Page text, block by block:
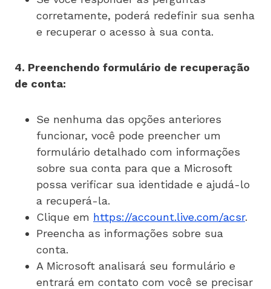
corretamente, poderá redefinir sua senha
e recuperar o acesso à sua conta.
4. Preenchendo formulário de recuperação
de conta:
Se nenhuma das opções anteriores
funcionar, você pode preencher um
formulário detalhado com informações
sobre sua conta para que a Microsoft
possa verificar sua identidade e ajudá-lo
a recuperá-la.
Clique em https://account.live.com/acsr.
Preencha as informações sobre sua
conta.
A Microsoft analisará seu formulário e
entrará em contato com você se precisar